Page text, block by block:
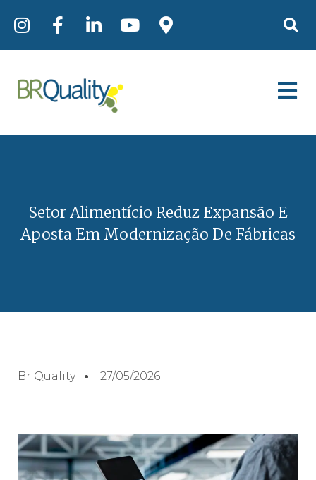
Setor Alimentício Reduz Expansão E
Aposta Em Modernização De Fábricas
Br Quality 27/05/2026